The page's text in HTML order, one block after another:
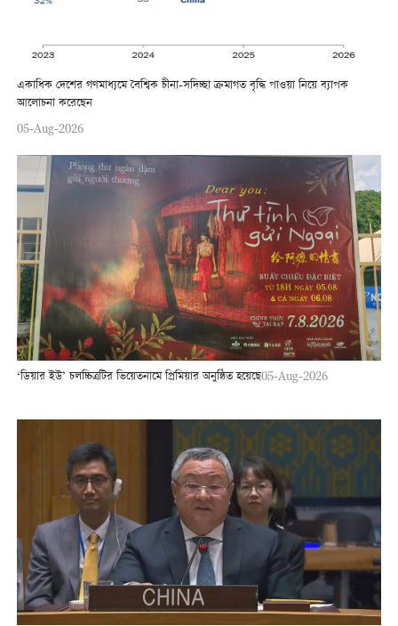
একাধিক দেশের গণমাধ্যমে বৈশ্বিক চীনা-সদিচ্ছা ক্রমাগত বৃদ্ধি পাওয়া নিয়ে ব্যাপক
আলোচনা করেছেন
05-Aug-2026
‘ডিয়ার ইউ’ চলচ্চিত্রটির ভিয়েতনামে প্রিমিয়ার অনুষ্ঠিত হয়েছে05-Aug-2026